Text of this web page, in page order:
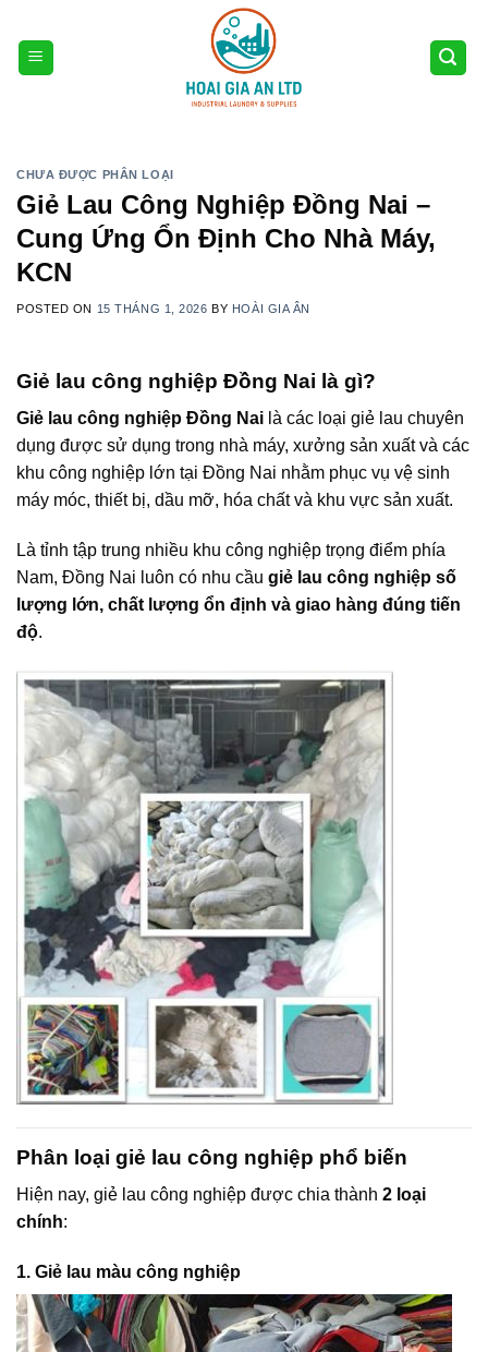
content
CHƯA ĐƯỢC PHÂN LOẠI
Giẻ Lau Công Nghiệp Đồng Nai –
Cung Ứng Ổn Định Cho Nhà Máy,
KCN
POSTED ON 15 THÁNG 1, 2026 BY HOÀI GIA ÂN
Giẻ lau công nghiệp Đồng Nai là gì?
Giẻ lau công nghiệp Đồng Nai là các loại giẻ lau chuyên
dụng được sử dụng trong nhà máy, xưởng sản xuất và các
khu công nghiệp lớn tại Đồng Nai nhằm phục vụ vệ sinh
máy móc, thiết bị, dầu mỡ, hóa chất và khu vực sản xuất.
Là tỉnh tập trung nhiều khu công nghiệp trọng điểm phía
Nam, Đồng Nai luôn có nhu cầu giẻ lau công nghiệp số
lượng lớn, chất lượng ổn định và giao hàng đúng tiến
độ.
Phân loại giẻ lau công nghiệp phổ biến
Hiện nay, giẻ lau công nghiệp được chia thành 2 loại
chính:
1. Giẻ lau màu công nghiệp